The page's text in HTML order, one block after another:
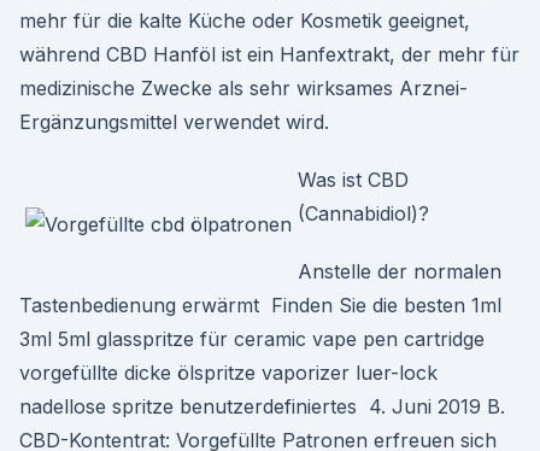
mehr für die kalte Küche oder Kosmetik geeignet,
während CBD Hanföl ist ein Hanfextrakt, der mehr für
medizinische Zwecke als sehr wirksames Arznei-
Ergänzungsmittel verwendet wird.
Was ist CBD
(Cannabidiol)?
Anstelle der normalen
Tastenbedienung erwärmt Finden Sie die besten 1ml
3ml 5ml glasspritze für ceramic vape pen cartridge
vorgefüllte dicke ölspritze vaporizer luer-lock
nadellose spritze benutzerdefiniertes 4. Juni 2019 B.
CBD-Kontentrat: Vorgefüllte Patronen erfreuen sich